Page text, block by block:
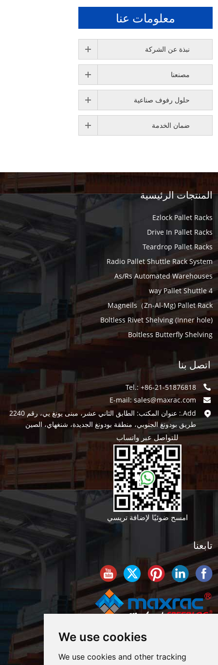
We use cookies
We use cookies and other tracking
معلومات عنا
نبذة عن الشركة
مصنعنا
حلول رفوف صناعية
ضمان الخدمة
المنتجات الرئيسية
Ezlock Pallet Racks
Drive In Pallet Racks
Teardrop Pallet Racks
Radio Pallet Shuttle Rack System
As/Rs Automated Warehouses
4 way Pallet Shuttle
Magneils（Zn-Al-Mg) Pallet Rack
Boltless Rivet Shelving (Inner hole)
Boltless Butterfly Shelving
اتصل بنا
Tel.: +86-21-51876818
E-mail:sales@maxrac.com
Add.: عنوان المكتب: الطابق الثاني عشر، مبنى يونغ يي، رقم 2240
طريق بودونغ الجنوبي، منطقة بودونغ الجديدة، شنغهاي، الصين
للتواصل عبر واتساب
امسح ضوئيًا لإضافة تريسي
تابعنا